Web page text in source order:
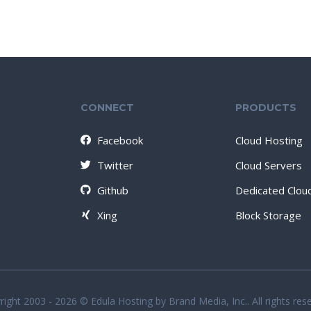
CONNECT
Facebook
Twitter
Github
Xing
PRODUCTS
Cloud Hosting
Cloud Servers
Dedicated
Block Storage
2003 - 2026 © Edula Hosting by Brand Media, Inc.. All rights